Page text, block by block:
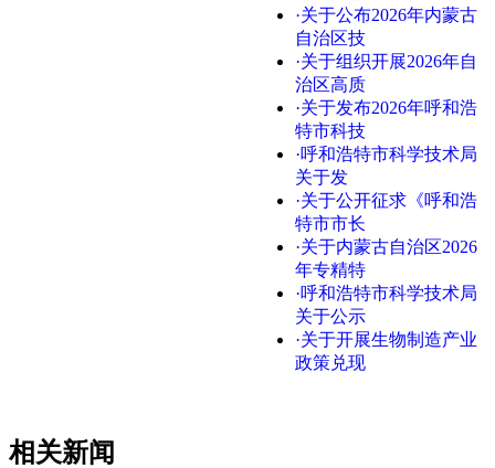
·关于公布2026年内蒙古
自治区技
·关于组织开展2026年自
治区高质
·关于发布2026年呼和浩
特市科技
·呼和浩特市科学技术局
关于发
·关于公开征求《呼和浩
特市市长
·关于内蒙古自治区2026
年专精特
·呼和浩特市科学技术局
关于公示
·关于开展生物制造产业
政策兑现
相关新闻